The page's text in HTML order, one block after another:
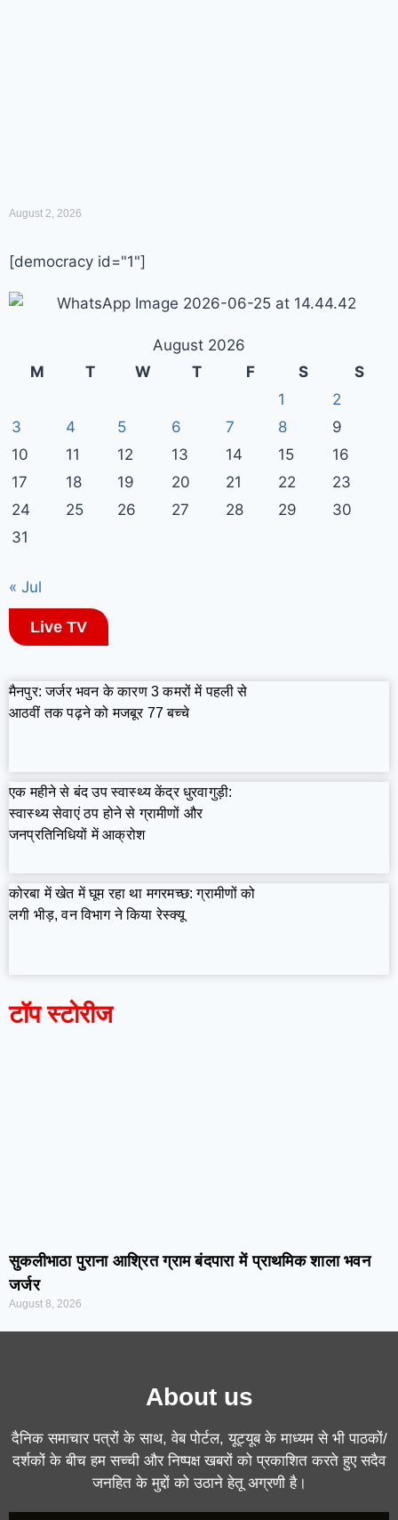
August 2, 2026
[democracy id="1"]
August 2026
M
T W T F S
S
1
2
3
4 5 6 7 8
9
10
11 12 13 14 15
16
17
18 19 20 21 22
23
24
25 26 27 28 29
30
31
« Jul
Live TV
मैनपुर: जर्जर भवन के कारण 3 कमरों में पहली से
आठवीं तक पढ़ने को मजबूर 77 बच्चे
एक महीने से बंद उप स्वास्थ्य केंद्र धुरवागुड़ी:
स्वास्थ्य सेवाएं ठप होने से ग्रामीणों और
जनप्रतिनिधियों में आक्रोश
कोरबा में खेत में घूम रहा था मगरमच्छ: ग्रामीणों को
लगी भीड़, वन विभाग ने किया रेस्क्यू
टॉप स्टोरीज
सुकलीभाठा पुराना आश्रित ग्राम बंदपारा में प्राथमिक शाला भवन
जर्जर
August 8, 2026
About us
दैनिक समाचार पत्रों के साथ, वेब पोर्टल, यूट्यूब के माध्यम से भी पाठकों/
दर्शकों के बीच हम सच्ची और निष्पक्ष खबरों को प्रकाशित करते हुए सदैव
जनहित के मुद्दों को उठाने हेतू अग्रणी है।